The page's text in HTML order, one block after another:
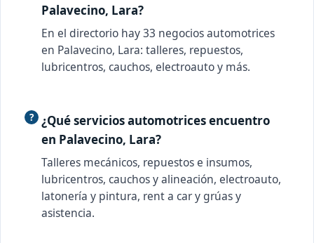
Palavecino, Lara?
En el directorio hay 33 negocios automotrices
en Palavecino, Lara: talleres, repuestos,
lubricentros, cauchos, electroauto y más.
¿Qué servicios automotrices encuentro
en Palavecino, Lara?
Talleres mecánicos, repuestos e insumos,
lubricentros, cauchos y alineación, electroauto,
latonería y pintura, rent a car y grúas y
asistencia.